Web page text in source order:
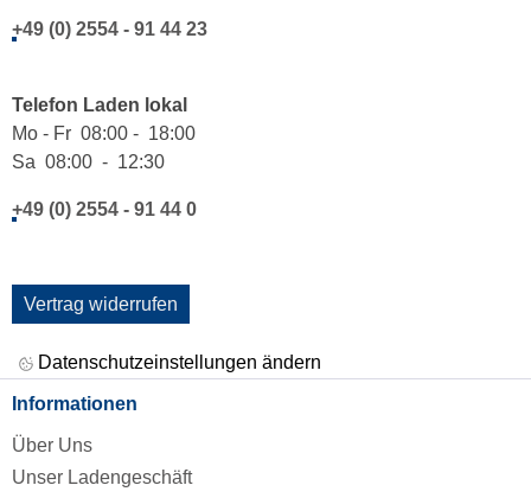
+49 (0) 2554 - 91 44 23
Telefon Laden lokal
Mo - Fr 08:00 - 18:00
Sa 08:00 - 12:30
+49 (0) 2554 - 91 44 0
Vertrag widerrufen
Datenschutzeinstellungen ändern
Informationen
Über Uns
Unser Ladengeschäft